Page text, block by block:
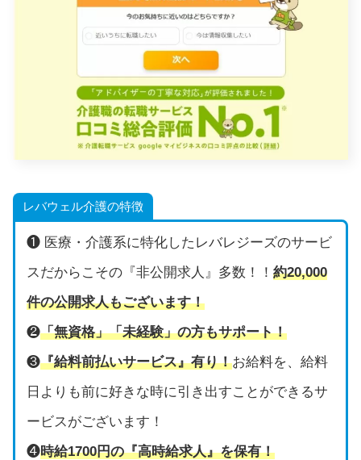
レバウェル介護の特徴
❶ 医療・介護系に特化したレバレジーズのサービ
スだからこその『非公開求人』多数！！ 約20,000
件の公開求人もございます！
❷「無資格」「未経験」の方もサポート！
❸『給料前払いサービス』有り！お給料を、給料
日よりも前に好きな時に引き出すことができるサ
ービスがございます！
❹時給1700円の『高時給求人』を保有！